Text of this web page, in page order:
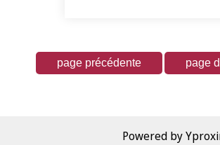
Powered by